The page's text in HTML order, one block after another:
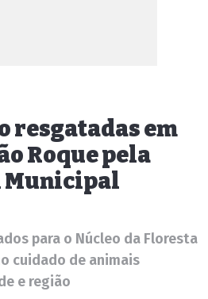
resgatadas em
Roque pela
Municipal
para o Núcleo da Floresta
cuidado de animais
e região